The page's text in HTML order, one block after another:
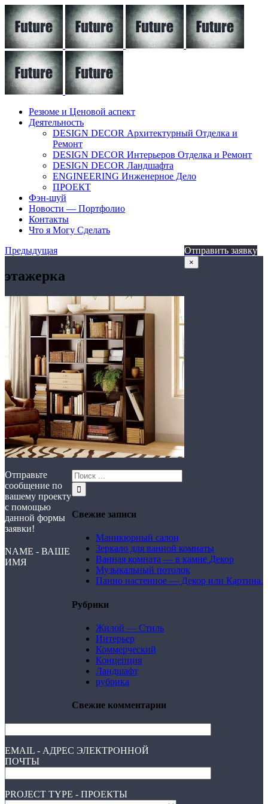
Резюме и Ценовой аспект
Деятельность
DESIGN DECOR Архитектурный Отделка и
Ремонт
DESIGN DECOR Интерьеров Отделка и Ремонт
DESIGN DECOR Ландшафта
ENGINEERING Инженерное Дело
ПРОЕКТ
Фэн-шуй
Новости — Портфолио
Контакты
Что я Могу Сделать
Предыдущая
этажерка
Свежие записи
Маникюрный салон
Зеркало для ванной комнаты
Ванная комната — в камне Декор
Музыкальный потолок
Панно настенное — Декор или Картина.
Рубрики
Жилой — Стиль
Интерьер
Коммерческий
Концепция
Ландшафт
рубрика
Свежие комментарии
Отправить заявку
×
Отправьте
сообщение по
вашему проекту
с помощью
данной формы
заявки!
NAME - ВАШЕ
ИМЯ
EMAIL - АДРЕС ЭЛЕКТРОННОЙ
ПОЧТЫ
PROJECT TYPE - ПРОЕКТЫ